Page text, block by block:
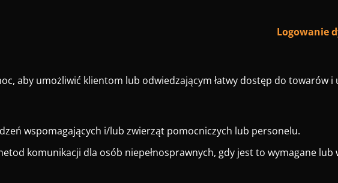
Logowanie
aby umożliwić klientom lub odwiedzającym łatwy dostęp do towarów i
wspomagających i/lub zwierząt pomocniczych lub personelu.
komunikacji dla osób niepełnosprawnych, gdy jest to wymagane lub